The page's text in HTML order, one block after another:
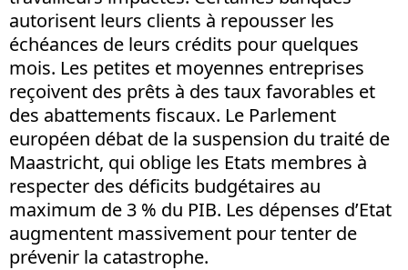
autorisent leurs clients à repousser les
échéances de leurs crédits pour quelques
mois. Les petites et moyennes entreprises
reçoivent des prêts à des taux favorables et
des abattements fiscaux. Le Parlement
européen débat de la suspension du traité de
Maastricht, qui oblige les Etats membres à
respecter des déficits budgétaires au
maximum de 3 % du PIB. Les dépenses d’Etat
augmentent massivement pour tenter de
prévenir la catastrophe.